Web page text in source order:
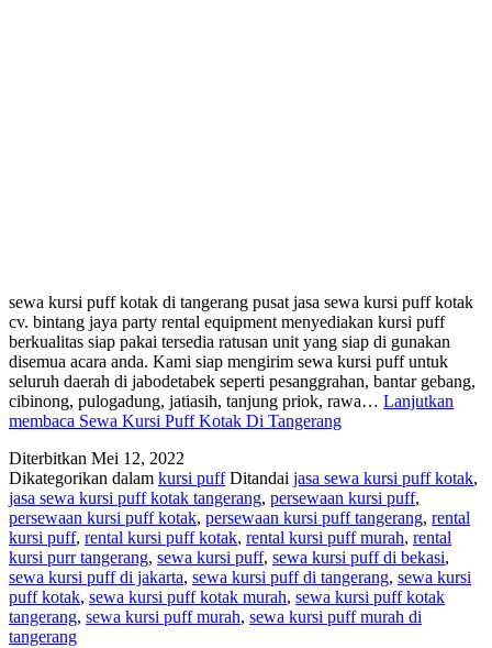
sewa kursi puff kotak di tangerang pusat jasa sewa kursi puff kotak
cv. bintang jaya party rental equipment menyediakan kursi puff
berkualitas siap pakai tersedia ratusan unit yang siap di gunakan
disemua acara anda. Kami siap mengirim sewa kursi puff untuk
seluruh daerah di jabodetabek seperti pesanggrahan, bantar gebang,
cibinong, pulogadung, jatiasih, tanjung priok, rawa… Lanjutkan
membaca Sewa Kursi Puff Kotak Di Tangerang
Diterbitkan Mei 12, 2022
Dikategorikan dalam kursi puff Ditandai jasa sewa kursi puff kotak,
jasa sewa kursi puff kotak tangerang, persewaan kursi puff,
persewaan kursi puff kotak, persewaan kursi puff tangerang, rental
kursi puff, rental kursi puff kotak, rental kursi puff murah, rental
kursi purr tangerang, sewa kursi puff, sewa kursi puff di bekasi,
sewa kursi puff di jakarta, sewa kursi puff di tangerang, sewa kursi
puff kotak, sewa kursi puff kotak murah, sewa kursi puff kotak
tangerang, sewa kursi puff murah, sewa kursi puff murah di
tangerang